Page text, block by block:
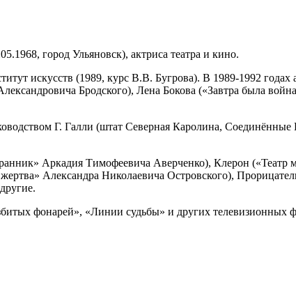
город Ульяновск), актриса театра и кино.
искусств (1989, курс В.В. Бугрова). В 1989-1992 годах
Бродского), Лена Бокова («Завтра была
Г. Галли (штат Северная Каролина,
Аркадия Тимофеевича Аверченко), Клерон
Александра Николаевича Островского),
фонарей», «Линии судьбы» и других телевизионных